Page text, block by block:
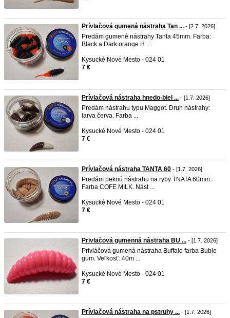
Prívlačová gumená nástraha Tan ... - [2.7. 2026]
Predám gumené nástrahy Tanta 45mm. Farba:
Black a Dark orange H ...
Kysucké Nové Mesto - 024 01
7 €
Prívlačová nástraha hnedo-biel ... - [1.7. 2026]
Predám nástrahu typu Maggot. Druh nástrahy:
larva červa. Farba ...
Kysucké Nové Mesto - 024 01
7 €
Prívlačová nástraha TANTA 60 - [1.7. 2026]
Predám peknú nástrahu na ryby TNATA 60mm.
Farba COFE MILK. Nást ...
Kysucké Nové Mesto - 024 01
7 €
Privlačová gumenná nástraha BU ... - [1.7. 2026]
Privláčová gumená nástraha Buffalo farba Buble
gum. Veľkosť: 40m ...
Kysucké Nové Mesto - 024 01
7 €
Prívlačová nástraha na pstruhy ... - [1.7. 2026]